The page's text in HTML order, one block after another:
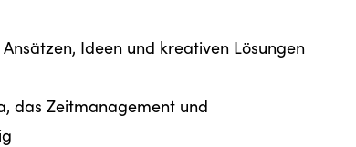
Ideen und kreativen Lösungen
das Zeitmanagement und